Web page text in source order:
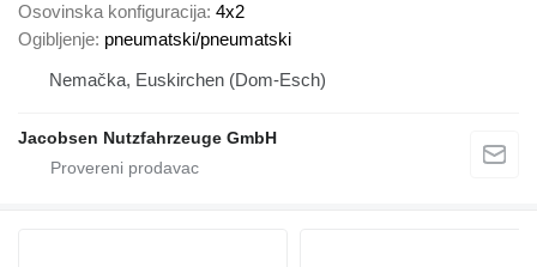
Osovinska konfiguracija 4x2
Ogibljenje pneumatski/pneumatski
Nemačka, Euskirchen (Dom-Esch)
Jacobsen Nutzfahrzeuge GmbH